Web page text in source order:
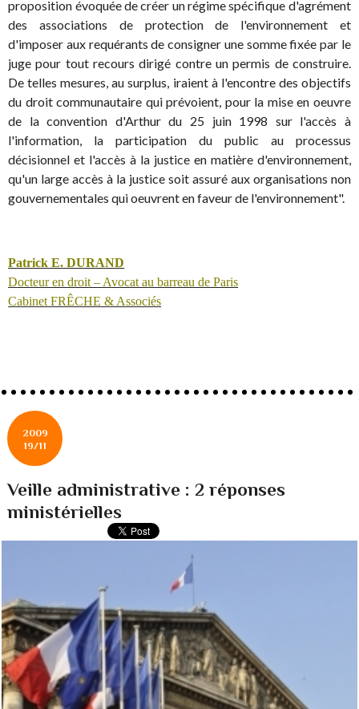
proposition évoquée de créer un régime spécifique d'agrément
des associations de protection de l'environnement et
d'imposer aux requérants de consigner une somme fixée par le
juge pour tout recours dirigé contre un permis de construire.
De telles mesures, au surplus, iraient à l'encontre des objectifs
du droit communautaire qui prévoient, pour la mise en oeuvre
de la convention d'Arthur du 25 juin 1998 sur l'accès à
l'information, la participation du public au processus
décisionnel et l'accès à la justice en matière d'environnement,
qu'un large accès à la justice soit assuré aux organisations non
gouvernementales qui oeuvrent en faveur de l'environnement".
Patrick E. DURAND
Docteur en droit – Avocat au barreau de Paris
Cabinet FRÊCHE & Associés
2009
19/11
Veille administrative : 2 réponses
ministérielles